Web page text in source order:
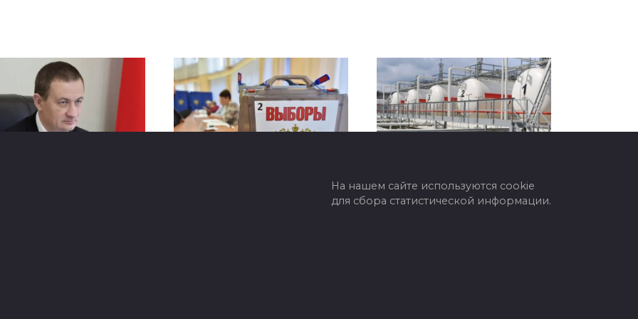
В Беларуси обнулили
экспортные пошлины на
На нашем сайте используются cookie
для сбора статистической информации.